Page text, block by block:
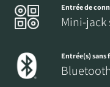
Entrée de
Mini-jack
Entrée(s) sans